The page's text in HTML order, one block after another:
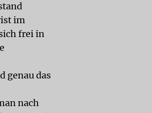
im
frei in
genau das
nach